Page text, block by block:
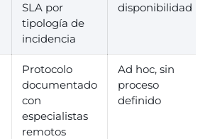
SLA por
tipología de
incidencia
disponibilidad
Protocolo
documentado
con
especialistas
remotos
Ad hoc, sin
proceso
definido